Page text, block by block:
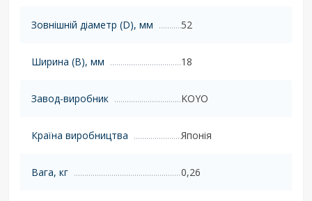
Зовнішній діаметр (D), мм 52
Ширина (B), мм 18
Завод-виробник KOYO
Країна виробництва Японія
Вага, кг 0,26